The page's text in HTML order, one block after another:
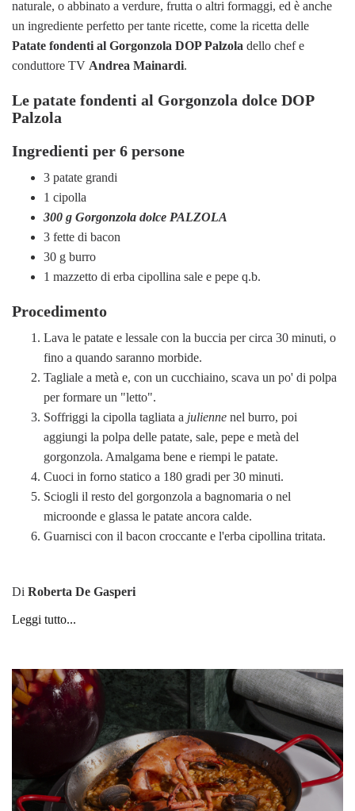
naturale, o abbinato a verdure, frutta o altri formaggi, ed è anche
un ingrediente perfetto per tante ricette, come la ricetta delle
Patate fondenti al Gorgonzola DOP Palzola dello chef e
conduttore TV Andrea Mainardi.
Le patate fondenti al Gorgonzola dolce DOP
Palzola
Ingredienti per 6 persone
3 patate grandi
1 cipolla
300 g Gorgonzola dolce PALZOLA
3 fette di bacon
30 g burro
1 mazzetto di erba cipollina sale e pepe q.b.
Procedimento
Lava le patate e lessale con la buccia per circa 30 minuti, o
fino a quando saranno morbide.
Tagliale a metà e, con un cucchiaino, scava un po' di polpa
per formare un "letto".
Soffriggi la cipolla tagliata a julienne nel burro, poi
aggiungi la polpa delle patate, sale, pepe e metà del
gorgonzola. Amalgama bene e riempi le patate.
Cuoci in forno statico a 180 gradi per 30 minuti.
Sciogli il resto del gorgonzola a bagnomaria o nel
microonde e glassa le patate ancora calde.
Guarnisci con il bacon croccante e l'erba cipollina tritata.
Di Roberta De Gasperi
Leggi tutto...